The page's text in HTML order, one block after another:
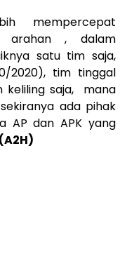
mempercepat
arahan , dalam
satu tim saja,
2020), tim tinggal
keliling saja, mana
ada pihak
AP dan APK yang
(A2H)